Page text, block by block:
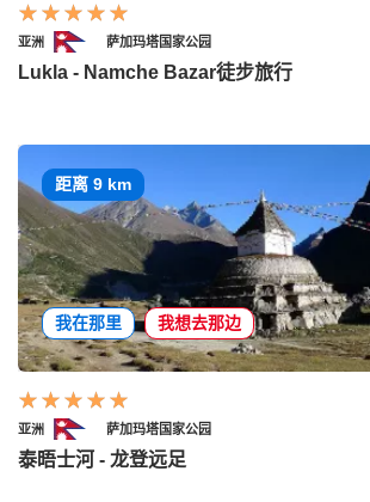
亚洲 萨加玛塔国家公园
Lukla - Namche Bazar徒步旅行
距离 9 km
我在那里 我想去那边
亚洲 萨加玛塔国家公园
泰晤士河 - 龙登远足